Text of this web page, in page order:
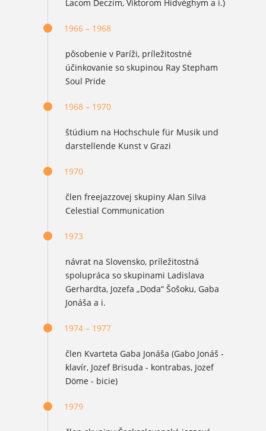
Lacom Deczim, Viktorom Hidvéghym a i.)
1966 – 1968
pôsobenie v Paríži, príležitostné
účinkovanie so skupinou Ray Stepham
Soul Pride
1968 – 1970
štúdium na Hochschule für Musik und
darstellende Kunst v Grazi
1970
člen freejazzovej skupiny Alan Silva
Celestial Communication
1973
návrat na Slovensko, príležitostná
spolupráca so skupinami Ladislava
Gerhardta, Jozefa „Doda“ Šošoku, Gaba
Jonáša a i.
1974 – 1977
člen Kvarteta Gaba Jonáša (Gabo Jonáš -
klavír, Jozef Brisuda - kontrabas, Jozef
Döme - bicie)
1979